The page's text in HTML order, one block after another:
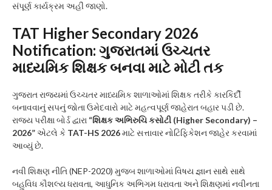
સંપૂર્ણ કાર્યક્રમ અહીં જાણો.
TAT Higher Secondary 2026
Notification: ગુજરાતમાં ઉચ્ચતર
માધ્યમિક શિક્ષક બનવા માટે મોટી તક
ગુજરાત રાજ્યમાં ઉચ્ચતર માધ્યમિક શાળાઓમાં શિક્ષક તરીકે કારકિર્દી
બનાવવાનું સપનું જોતા ઉમેદવારો માટે મહત્વપૂર્ણ જાહેરાત બહાર પડી છે.
રાજ્ય પરીક્ષા બોર્ડ દ્વારા “શિક્ષક અભિરુચિ કસોટી (Higher Secondary) –
2026”એટલે કે TAT-HS 2026માટે સત્તાવાર નોટિફિકેશન જાહેર કરવામાં
આવ્યું છે.
નવી શિક્ષણ નીતિ (NEP-2020) મુજબ શાળાઓમાં વિષય જ્ઞાન સાથે સાથે
બહુવિધ કૌશલ્ય ધરાવતા, આધુનિક અભિગમ ધરાવતા અને શિક્ષણમાં નવીનતા